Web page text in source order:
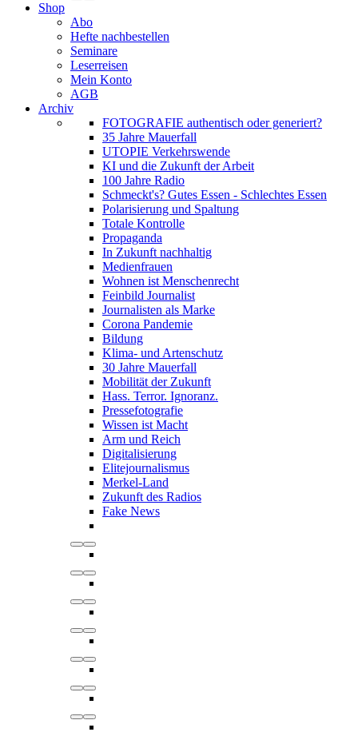
Shop
Abo
Hefte nachbestellen
Seminare
Leserreisen
Mein Konto
AGB
Archiv
FOTOGRAFIE authentisch oder generiert?
35 Jahre Mauerfall
UTOPIE Verkehrswende
KI und die Zukunft der Arbeit
100 Jahre Radio
Schmeckt's? Gutes Essen - Schlechtes Essen
Polarisierung und Spaltung
Totale Kontrolle
Propaganda
In Zukunft nachhaltig
Medienfrauen
Wohnen ist Menschenrecht
Feinbild Journalist
Journalisten als Marke
Corona Pandemie
Bildung
Klima- und Artenschutz
30 Jahre Mauerfall
Mobilität der Zukunft
Hass. Terror. Ignoranz.
Pressefotografie
Wissen ist Macht
Arm und Reich
Digitalisierung
Elitejournalismus
Merkel-Land
Zukunft des Radios
Fake News